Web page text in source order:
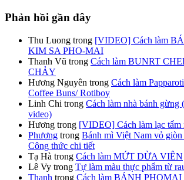
Phản hồi gần đây
Thu Luong trong [VIDEO] Cách làm
KIM SA PHO-MAI
Thanh Vũ trong Cách làm BUNRT
CHẢY
Hương Nguyên trong Cách làm
Coffee Buns/ Rotiboy
Linh Chi trong Cách làm nhà bánh gừng
video)
Hương trong [VIDEO] Cách làm lạc tẩm
Phương trong Bánh mì Việt Nam vỏ giòn
Công thức chi tiết
Tạ Hà trong Cách làm MỨT DỪA VIÊN
Lê Vy trong Tự làm màu thực phẩm từ
Thanh trong Cách làm BÁNH PHOMAI